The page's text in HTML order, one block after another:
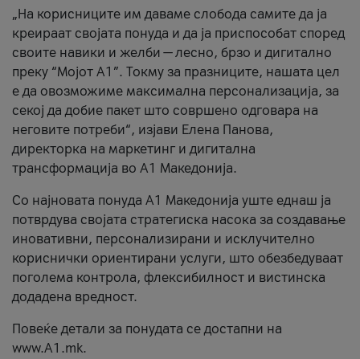
„На корисниците им даваме слобода самите да ја
креираат својата понуда и да ја приспособат според
своите навики и желби — лесно, брзо и дигитално
преку “Мојот А1”. Токму за празниците, нашата цел
е да овозможиме максимална персонализација, за
секој да добие пакет што совршено одговара на
неговите потреби“, изјави Елена Панова,
директорка на маркетинг и дигитална
трансформација во А1 Македонија.
Со најновата понуда А1 Македонија уште еднаш ја
потврдува својата стратегиска насока за создавање
иновативни, персонализирани и исклучително
кориснички ориентирани услуги, што обезбедуваат
поголема контрола, флексибилност и вистинска
додадена вредност.
Повеќе детали за понудата се достапни на
www.А1.mk.